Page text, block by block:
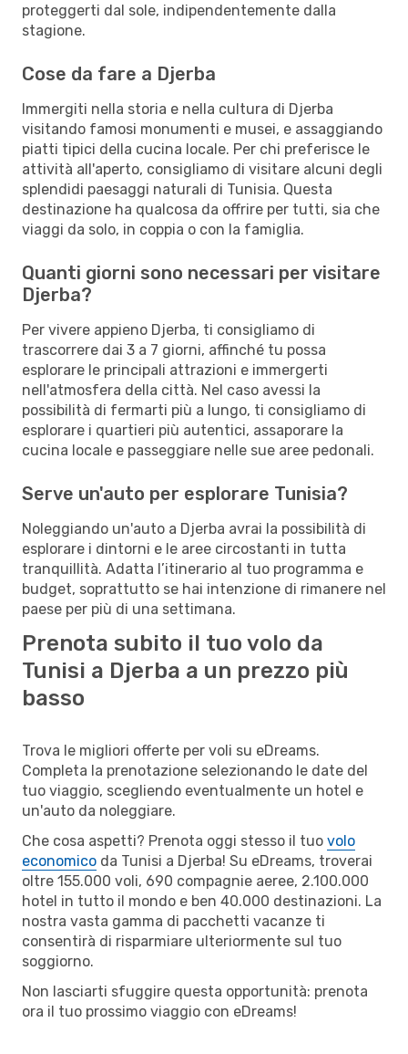
proteggerti dal sole, indipendentemente dalla
stagione.
Cose da fare a Djerba
Immergiti nella storia e nella cultura di Djerba
visitando famosi monumenti e musei, e assaggiando
piatti tipici della cucina locale. Per chi preferisce le
attività all'aperto, consigliamo di visitare alcuni degli
splendidi paesaggi naturali di Tunisia. Questa
destinazione ha qualcosa da offrire per tutti, sia che
viaggi da solo, in coppia o con la famiglia.
Quanti giorni sono necessari per visitare
Djerba?
Per vivere appieno Djerba, ti consigliamo di
trascorrere dai 3 a 7 giorni, affinché tu possa
esplorare le principali attrazioni e immergerti
nell'atmosfera della città. Nel caso avessi la
possibilità di fermarti più a lungo, ti consigliamo di
esplorare i quartieri più autentici, assaporare la
cucina locale e passeggiare nelle sue aree pedonali.
Serve un'auto per esplorare Tunisia?
Noleggiando un'auto a Djerba avrai la possibilità di
esplorare i dintorni e le aree circostanti in tutta
tranquillità. Adatta l’itinerario al tuo programma e
budget, soprattutto se hai intenzione di rimanere nel
paese per più di una settimana.
Prenota subito il tuo volo da
Tunisi a Djerba a un prezzo più
basso
Trova le migliori offerte per voli su eDreams.
Completa la prenotazione selezionando le date del
tuo viaggio, scegliendo eventualmente un hotel e
un'auto da noleggiare.
Che cosa aspetti? Prenota oggi stesso il tuo volo
economico da Tunisi a Djerba! Su eDreams, troverai
oltre 155.000 voli, 690 compagnie aeree, 2.100.000
hotel in tutto il mondo e ben 40.000 destinazioni. La
nostra vasta gamma di pacchetti vacanze ti
consentirà di risparmiare ulteriormente sul tuo
soggiorno.
Non lasciarti sfuggire questa opportunità: prenota
ora il tuo prossimo viaggio con eDreams!